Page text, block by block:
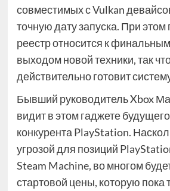
совместимых с Vulkan
точную дату запуска. При
реестр относится к
выходом новой техники, так
действительно готовит
Бывший руководитель Xbox
видит в этом гаджете
конкурента PlayStation.
угрозой для позиций
Steam Machine, во многом
стартовой цены, которую пока